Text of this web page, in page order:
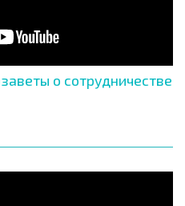
о сотрудничестве